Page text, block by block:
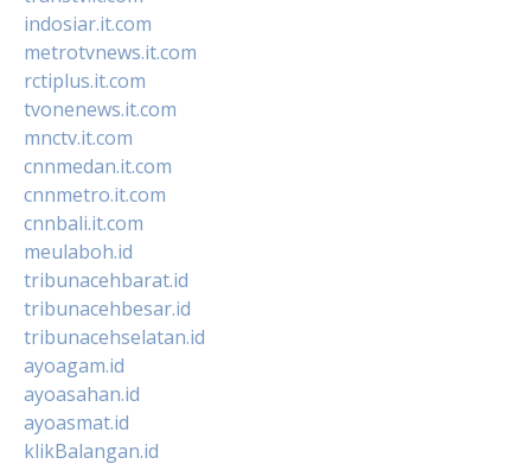
indosiar.it.com
metrotvnews.it.com
rctiplus.it.com
tvonenews.it.com
mnctv.it.com
cnnmedan.it.com
cnnmetro.it.com
cnnbali.it.com
meulaboh.id
tribunacehbarat.id
tribunacehbesar.id
tribunacehselatan.id
ayoagam.id
ayoasahan.id
ayoasmat.id
klikBalangan.id